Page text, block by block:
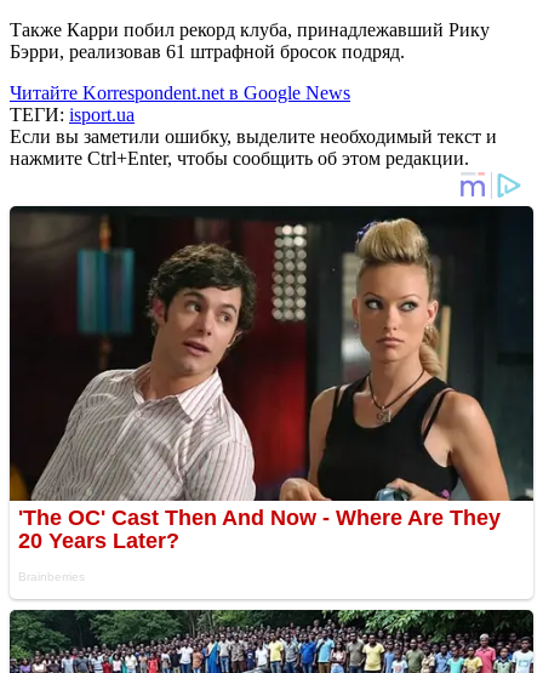
Также Карри побил рекорд клуба, принадлежавший Рику
Бэрри, реализовав 61 штрафной бросок подряд.
Читайте Korrespondent.net в Google News
ТЕГИ: isport.ua
Если вы заметили ошибку, выделите необходимый текст и
нажмите Ctrl+Enter, чтобы сообщить об этом редакции.